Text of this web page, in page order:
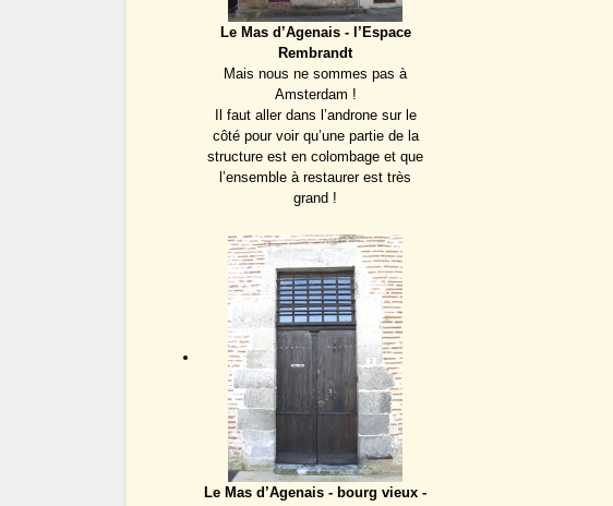
Le Mas d’Agenais - l’Espace
Rembrandt
Mais nous ne sommes pas à
Amsterdam !
Il faut aller dans l’androne sur le
côté pour voir qu’une partie de la
structure est en colombage et que
l’ensemble à restaurer est très
grand !
Le Mas d’Agenais - bourg vieux -